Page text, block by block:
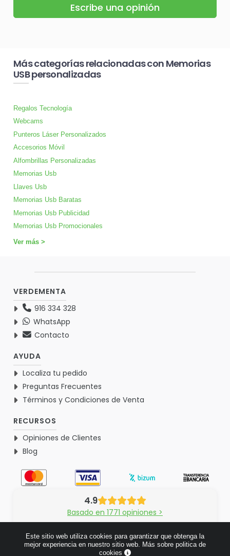
Escribe una opinión
Más categorías relacionadas con Memorias
USB personalizadas
Regalos Tecnología
Webcams
Punteros Láser Personalizados
Accesorios Móvil
Alfombrillas Personalizadas
Memorias Usb
Llaves Usb
Memorias Usb Baratas
Memorias Usb Publicidad
Memorias Usb Promocionales
Ver más >
VERDEMENTA
916 334 328
WhatsApp
Contacto
AYUDA
Localiza tu pedido
Preguntas Frecuentes
Términos y Condiciones de Venta
RECURSOS
Opiniones de Clientes
Blog
4.9
Basado en 1771 opiniones >
Este sitio web utiliza cookies para garantizar que obtenga la
mejor experiencia en nuestro sitio web. Más sobre politica de
cookies